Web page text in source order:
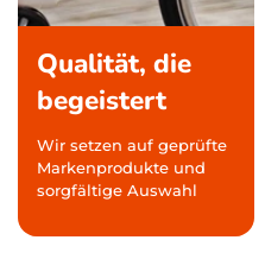
Qualität, die
begeistert
Wir setzen auf geprüfte
Markenprodukte und
sorgfältige Auswahl